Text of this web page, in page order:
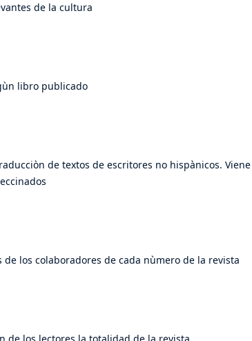
de la cultura
libro publicado
de textos de escritores no hispànicos.
los colaboradores de cada nùmero de la revista